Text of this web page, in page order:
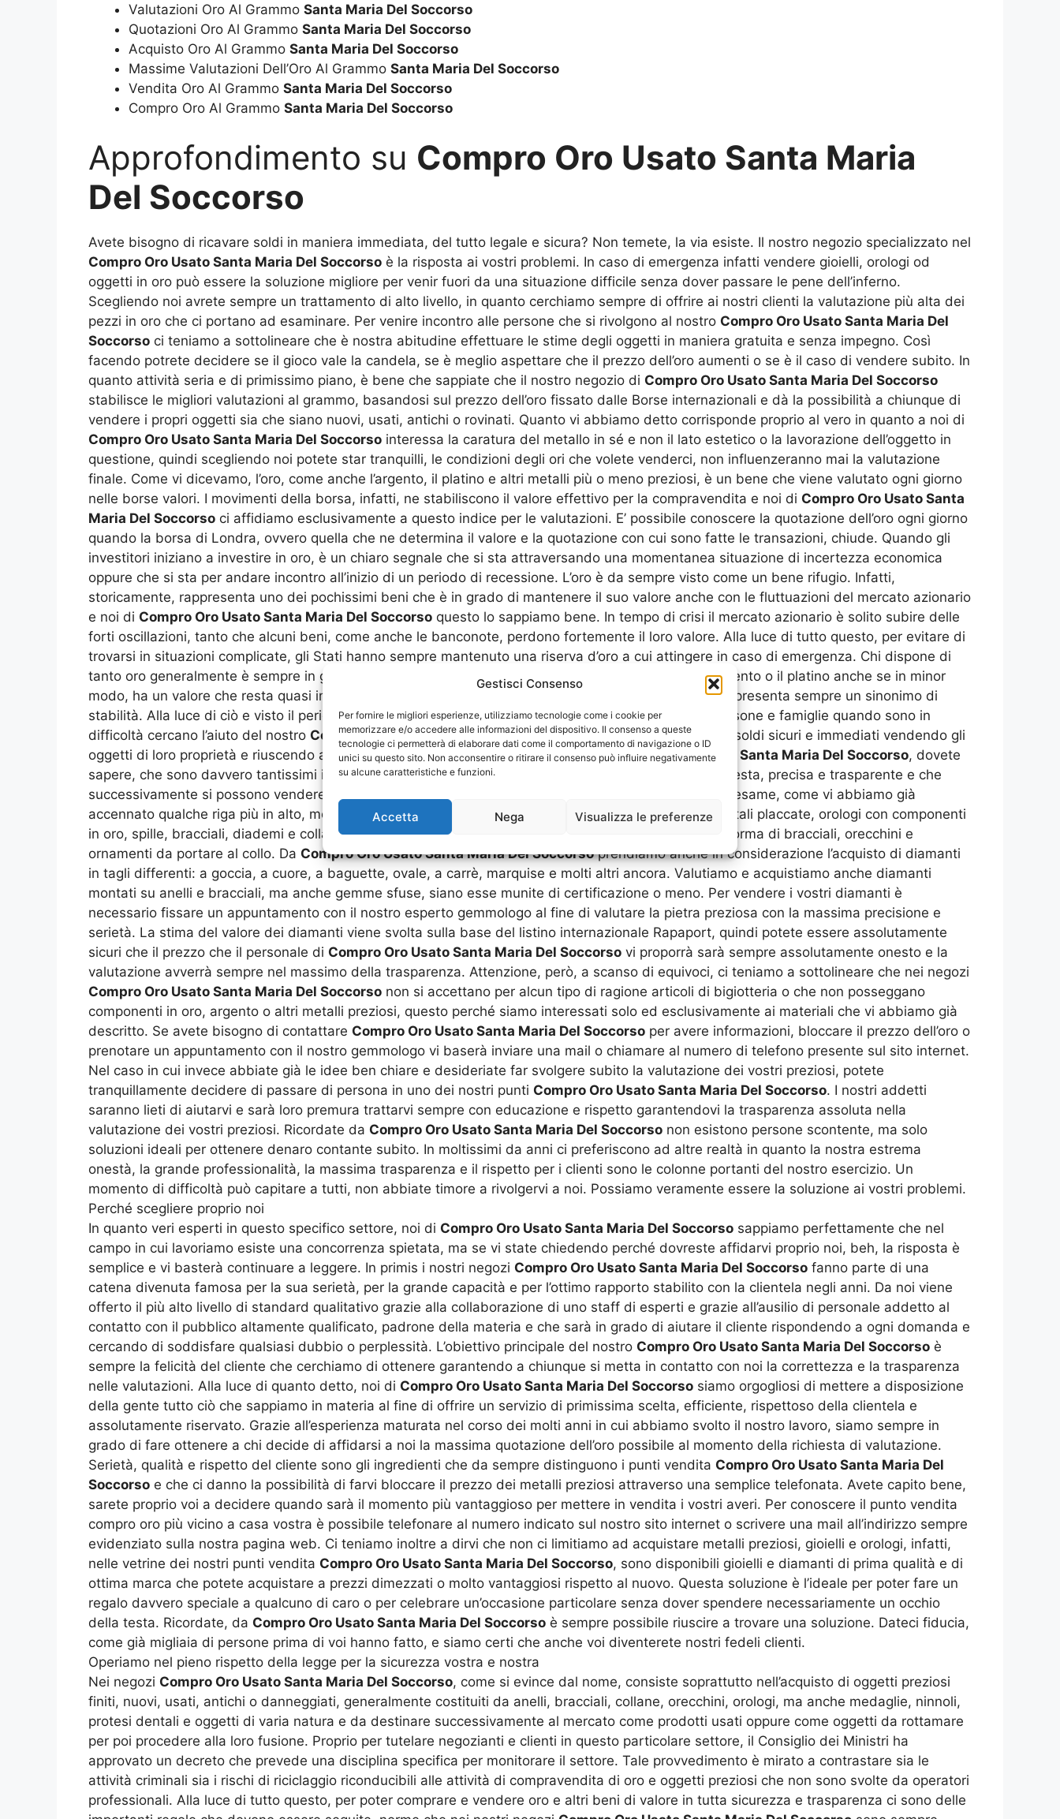
Gestisci Consenso
Per fornire le migliori esperienze, utilizziamo tecnologie come i cookie per
memorizzare e/o accedere alle informazioni del dispositivo. Il consenso a queste
tecnologie ci permetterà di elaborare dati come il comportamento di navigazione o ID
unici su questo sito. Non acconsentire o ritirare il consenso può influire negativamente
su alcune caratteristiche e funzioni.
Accetta Nega Visualizza le preferenze
Valutazioni Oro Al Grammo Santa Maria Del Soccorso
Quotazioni Oro Al Grammo Santa Maria Del Soccorso
Acquisto Oro Al Grammo Santa Maria Del Soccorso
Massime Valutazioni Dell’Oro Al Grammo Santa Maria Del Soccorso
Vendita Oro Al Grammo Santa Maria Del Soccorso
Compro Oro Al Grammo Santa Maria Del Soccorso
Approfondimento su Compro Oro Usato Santa Maria
Del Soccorso
Avete bisogno di ricavare soldi in maniera immediata, del tutto legale e sicura? Non temete, la via esiste. Il nostro negozio specializzato nel
Compro Oro Usato Santa Maria Del Soccorso è la risposta ai vostri problemi. In caso di emergenza infatti vendere gioielli, orologi od
oggetti in oro può essere la soluzione migliore per venir fuori da una situazione difficile senza dover passare le pene dell’inferno.
Scegliendo noi avrete sempre un trattamento di alto livello, in quanto cerchiamo sempre di offrire ai nostri clienti la valutazione più alta dei
pezzi in oro che ci portano ad esaminare. Per venire incontro alle persone che si rivolgono al nostro Compro Oro Usato Santa Maria Del
Soccorso ci teniamo a sottolineare che è nostra abitudine effettuare le stime degli oggetti in maniera gratuita e senza impegno. Così
facendo potrete decidere se il gioco vale la candela, se è meglio aspettare che il prezzo dell’oro aumenti o se è il caso di vendere subito. In
quanto attività seria e di primissimo piano, è bene che sappiate che il nostro negozio di Compro Oro Usato Santa Maria Del Soccorso
stabilisce le migliori valutazioni al grammo, basandosi sul prezzo dell’oro fissato dalle Borse internazionali e dà la possibilità a chiunque di
vendere i propri oggetti sia che siano nuovi, usati, antichi o rovinati. Quanto vi abbiamo detto corrisponde proprio al vero in quanto a noi di
Compro Oro Usato Santa Maria Del Soccorso interessa la caratura del metallo in sé e non il lato estetico o la lavorazione dell’oggetto in
questione, quindi scegliendo noi potete star tranquilli, le condizioni degli ori che volete venderci, non influenzeranno mai la valutazione
finale. Come vi dicevamo, l’oro, come anche l’argento, il platino e altri metalli più o meno preziosi, è un bene che viene valutato ogni giorno
nelle borse valori. I movimenti della borsa, infatti, ne stabiliscono il valore effettivo per la compravendita e noi di Compro Oro Usato Santa
Maria Del Soccorso ci affidiamo esclusivamente a questo indice per le valutazioni. E’ possibile conoscere la quotazione dell’oro ogni giorno
quando la borsa di Londra, ovvero quella che ne determina il valore e la quotazione con cui sono fatte le transazioni, chiude. Quando gli
investitori iniziano a investire in oro, è un chiaro segnale che si sta attraversando una momentanea situazione di incertezza economica
oppure che si sta per andare incontro all’inizio di un periodo di recessione. L’oro è da sempre visto come un bene rifugio. Infatti,
storicamente, rappresenta uno dei pochissimi beni che è in grado di mantenere il suo valore anche con le fluttuazioni del mercato azionario
e noi di Compro Oro Usato Santa Maria Del Soccorso questo lo sappiamo bene. In tempo di crisi il mercato azionario è solito subire delle
forti oscillazioni, tanto che alcuni beni, come anche le banconote, perdono fortemente il loro valore. Alla luce di tutto questo, per evitare di
trovarsi in situazioni complicate, gli Stati hanno sempre mantenuto una riserva d’oro a cui attingere in caso di emergenza. Chi dispone di
tanto oro generalmente è sempre in grado di uscire dalla crisi indenne. Tale metallo, come anche l’argento o il platino anche se in minor
modo, ha un valore che resta quasi immobile nel tempo, che non subisce variazioni significative, e rappresenta sempre un sinonimo di
stabilità. Alla luce di ciò e visto il periodo di crisi che il nostro Paese sta attraversando, moltissime persone e famiglie quando sono in
difficoltà cercano l’aiuto del nostro Compro Oro Usato Santa Maria Del Soccorsoproprio per ricavare soldi sicuri e immediati vendendo gli
oggetti di loro proprietà e riuscendo a ottenere subito denaro contante. Nei negoziCompro Oro Usato Santa Maria Del Soccorso, dovete
sapere, che sono davvero tantissimi i prodotti che si possono portare per ottenere una valutazione onesta, precisa e trasparente e che
successivamente si possono vendere. Siamo interessati all’oro in ogni forma e caratura, prendiamo in esame, come vi abbiamo già
accennato qualche riga più in alto, monete, gioielli nuovi, usati e rotti, ma anche medaglie, protesi dentali placcate, orologi con componenti
in oro, spille, bracciali, diademi e collane. Inoltre prendiamo in esame anche l’acquisto di coralli sotto forma di bracciali, orecchini e
ornamenti da portare al collo. Da Compro Oro Usato Santa Maria Del Soccorsoprendiamo anche in considerazione l’acquisto di diamanti
in tagli differenti: a goccia, a cuore, a baguette, ovale, a carrè, marquise e molti altri ancora. Valutiamo e acquistiamo anche diamanti
montati su anelli e bracciali, ma anche gemme sfuse, siano esse munite di certificazione o meno. Per vendere i vostri diamanti è
necessario fissare un appuntamento con il nostro esperto gemmologo al fine di valutare la pietra preziosa con la massima precisione e
serietà. La stima del valore dei diamanti viene svolta sulla base del listino internazionale Rapaport, quindi potete essere assolutamente
sicuri che il prezzo che il personale di Compro Oro Usato Santa Maria Del Soccorso vi proporrà sarà sempre assolutamente onesto e la
valutazione avverrà sempre nel massimo della trasparenza. Attenzione, però, a scanso di equivoci, ci teniamo a sottolineare che nei negozi
Compro Oro Usato Santa Maria Del Soccorso non si accettano per alcun tipo di ragione articoli di bigiotteria o che non posseggano
componenti in oro, argento o altri metalli preziosi, questo perché siamo interessati solo ed esclusivamente ai materiali che vi abbiamo già
descritto. Se avete bisogno di contattare Compro Oro Usato Santa Maria Del Soccorso per avere informazioni, bloccare il prezzo dell’oro o
prenotare un appuntamento con il nostro gemmologo vi baserà inviare una mail o chiamare al numero di telefono presente sul sito internet.
Nel caso in cui invece abbiate già le idee ben chiare e desideriate far svolgere subito la valutazione dei vostri preziosi, potete
tranquillamente decidere di passare di persona in uno dei nostri punti Compro Oro Usato Santa Maria Del Soccorso. I nostri addetti
saranno lieti di aiutarvi e sarà loro premura trattarvi sempre con educazione e rispetto garantendovi la trasparenza assoluta nella
valutazione dei vostri preziosi. Ricordate da Compro Oro Usato Santa Maria Del Soccorso non esistono persone scontente, ma solo
soluzioni ideali per ottenere denaro contante subito. In moltissimi da anni ci preferiscono ad altre realtà in quanto la nostra estrema
onestà, la grande professionalità, la massima trasparenza e il rispetto per i clienti sono le colonne portanti del nostro esercizio. Un
momento di difficoltà può capitare a tutti, non abbiate timore a rivolgervi a noi. Possiamo veramente essere la soluzione ai vostri problemi.
Perché scegliere proprio noi
In quanto veri esperti in questo specifico settore, noi di Compro Oro Usato Santa Maria Del Soccorso sappiamo perfettamente che nel
campo in cui lavoriamo esiste una concorrenza spietata, ma se vi state chiedendo perché dovreste affidarvi proprio noi, beh, la risposta è
semplice e vi basterà continuare a leggere. In primis i nostri negozi Compro Oro Usato Santa Maria Del Soccorso fanno parte di una
catena divenuta famosa per la sua serietà, per la grande capacità e per l’ottimo rapporto stabilito con la clientela negli anni. Da noi viene
offerto il più alto livello di standard qualitativo grazie alla collaborazione di uno staff di esperti e grazie all’ausilio di personale addetto al
contatto con il pubblico altamente qualificato, padrone della materia e che sarà in grado di aiutare il cliente rispondendo a ogni domanda e
cercando di soddisfare qualsiasi dubbio o perplessità. L’obiettivo principale del nostro Compro Oro Usato Santa Maria Del Soccorso è
sempre la felicità del cliente che cerchiamo di ottenere garantendo a chiunque si metta in contatto con noi la correttezza e la trasparenza
nelle valutazioni. Alla luce di quanto detto, noi di Compro Oro Usato Santa Maria Del Soccorso siamo orgogliosi di mettere a disposizione
della gente tutto ciò che sappiamo in materia al fine di offrire un servizio di primissima scelta, efficiente, rispettoso della clientela e
assolutamente riservato. Grazie all’esperienza maturata nel corso dei molti anni in cui abbiamo svolto il nostro lavoro, siamo sempre in
grado di fare ottenere a chi decide di affidarsi a noi la massima quotazione dell’oro possibile al momento della richiesta di valutazione.
Serietà, qualità e rispetto del cliente sono gli ingredienti che da sempre distinguono i punti vendita Compro Oro Usato Santa Maria Del
Soccorso e che ci danno la possibilità di farvi bloccare il prezzo dei metalli preziosi attraverso una semplice telefonata. Avete capito bene,
sarete proprio voi a decidere quando sarà il momento più vantaggioso per mettere in vendita i vostri averi. Per conoscere il punto vendita
compro oro più vicino a casa vostra è possibile telefonare al numero indicato sul nostro sito internet o scrivere una mail all’indirizzo sempre
evidenziato sulla nostra pagina web. Ci teniamo inoltre a dirvi che non ci limitiamo ad acquistare metalli preziosi, gioielli e orologi, infatti,
nelle vetrine dei nostri punti vendita Compro Oro Usato Santa Maria Del Soccorso, sono disponibili gioielli e diamanti di prima qualità e di
ottima marca che potete acquistare a prezzi dimezzati o molto vantaggiosi rispetto al nuovo. Questa soluzione è l’ideale per poter fare un
regalo davvero speciale a qualcuno di caro o per celebrare un’occasione particolare senza dover spendere necessariamente un occhio
della testa. Ricordate, da Compro Oro Usato Santa Maria Del Soccorso è sempre possibile riuscire a trovare una soluzione. Dateci fiducia,
come già migliaia di persone prima di voi hanno fatto, e siamo certi che anche voi diventerete nostri fedeli clienti.
Operiamo nel pieno rispetto della legge per la sicurezza vostra e nostra
Nei negozi Compro Oro Usato Santa Maria Del Soccorso, come si evince dal nome, consiste soprattutto nell’acquisto di oggetti preziosi
finiti, nuovi, usati, antichi o danneggiati, generalmente costituiti da anelli, bracciali, collane, orecchini, orologi, ma anche medaglie, ninnoli,
protesi dentali e oggetti di varia natura e da destinare successivamente al mercato come prodotti usati oppure come oggetti da rottamare
per poi procedere alla loro fusione. Proprio per tutelare negozianti e clienti in questo particolare settore, il Consiglio dei Ministri ha
approvato un decreto che prevede una disciplina specifica per monitorare il settore. Tale provvedimento è mirato a contrastare sia le
attività criminali sia i rischi di riciclaggio riconducibili alle attività di compravendita di oro e oggetti preziosi che non sono svolte da operatori
professionali. Alla luce di tutto questo, per poter comprare e vendere oro e altri beni di valore in tutta sicurezza e trasparenza ci sono delle